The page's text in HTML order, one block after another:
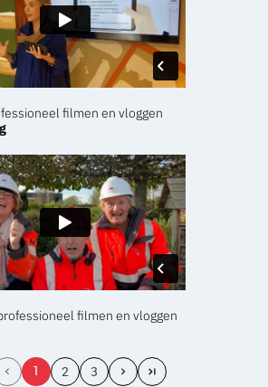
filmen en vloggen
filmen en vloggen
1 2 3